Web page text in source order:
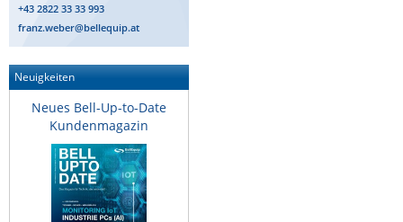
+43 2822 33 33 993
franz.weber@bellequip.at
Neuigkeiten
Neues Bell-Up-to-Date
Kundenmagazin